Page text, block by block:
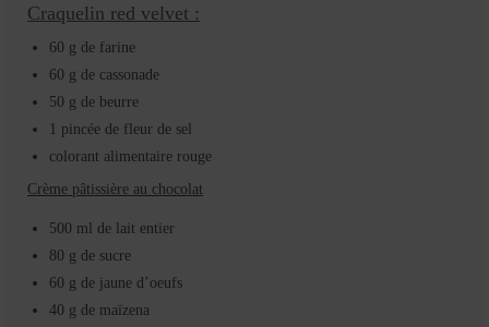
Craquelin red velvet :
60 g de farine
60 g de cassonade
50 g de beurre
1 pincée de fleur de sel
colorant alimentaire rouge
Crème pâtissière au chocolat
500 ml de lait entier
80 g de sucre
60 g de jaune d’oeufs
40 g de maïzena